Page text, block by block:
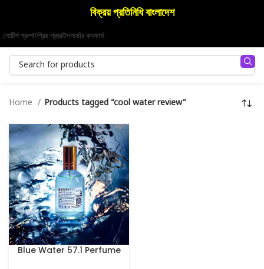
বিক্রয় প্রতিনিধি বাংলাদেশ
নোটিশ গ্রুপ!!প্রিয় প্রডাক্টসঅর্ডার কনফার্ম
Home Products tagged “cool water review”
Blue Water 57.1 Perfume